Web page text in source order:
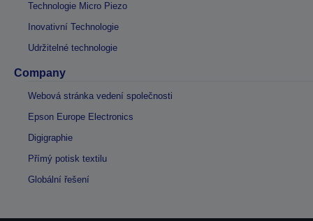
Technologie Micro Piezo
Inovativní Technologie
Udržitelné technologie
Company
Webová stránka vedení společnosti
Epson Europe Electronics
Digigraphie
Přímý potisk textilu
Globální řešení